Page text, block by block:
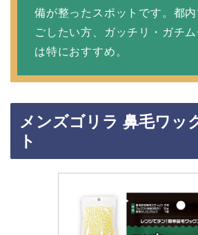
備が整ったスポットです。都
ごしたい方、ガッチリ・ガチ
は特におすすめ。
メンズゴリラ 鼻毛ワッ
ト